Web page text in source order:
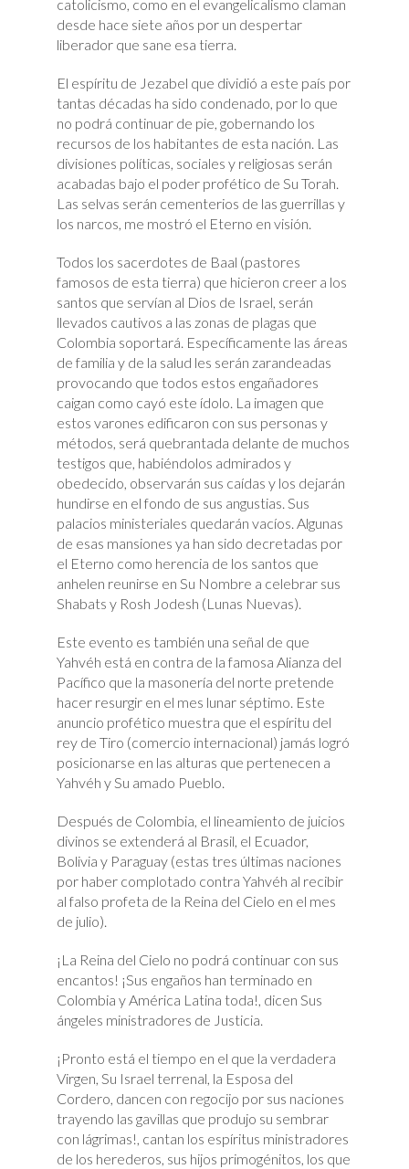
catolicismo, como en el evangelicalismo claman
desde hace siete años por un despertar
liberador que sane esa tierra.
El espíritu de Jezabel que dividió a este país por
tantas décadas ha sido condenado, por lo que
no podrá continuar de pie, gobernando los
recursos de los habitantes de esta nación. Las
divisiones políticas, sociales y religiosas serán
acabadas bajo el poder profético de Su Torah.
Las selvas serán cementerios de las guerrillas y
los narcos, me mostró el Eterno en visión.
Todos los sacerdotes de Baal (pastores
famosos de esta tierra) que hicieron creer a los
santos que servían al Dios de Israel, serán
llevados cautivos a las zonas de plagas que
Colombia soportará. Específicamente las áreas
de familia y de la salud les serán zarandeadas
provocando que todos estos engañadores
caigan como cayó este ídolo. La imagen que
estos varones edificaron con sus personas y
métodos, será quebrantada delante de muchos
testigos que, habiéndolos admirados y
obedecido, observarán sus caídas y los dejarán
hundirse en el fondo de sus angustias. Sus
palacios ministeriales quedarán vacíos. Algunas
de esas mansiones ya han sido decretadas por
el Eterno como herencia de los santos que
anhelen reunirse en Su Nombre a celebrar sus
Shabats y Rosh Jodesh (Lunas Nuevas).
Este evento es también una señal de que
Yahvéh está en contra de la famosa Alianza del
Pacífico que la masonería del norte pretende
hacer resurgir en el mes lunar séptimo. Este
anuncio profético muestra que el espíritu del
rey de Tiro (comercio internacional) jamás logró
posicionarse en las alturas que pertenecen a
Yahvéh y Su amado Pueblo.
Después de Colombia, el lineamiento de juicios
divinos se extenderá al Brasil, el Ecuador,
Bolivia y Paraguay (estas tres últimas naciones
por haber complotado contra Yahvéh al recibir
al falso profeta de la Reina del Cielo en el mes
de julio).
¡La Reina del Cielo no podrá continuar con sus
encantos! ¡Sus engaños han terminado en
Colombia y América Latina toda!, dicen Sus
ángeles ministradores de Justicia.
¡Pronto está el tiempo en el que la verdadera
Virgen, Su Israel terrenal, la Esposa del
Cordero, dancen con regocijo por sus naciones
trayendo las gavillas que produjo su sembrar
con lágrimas!, cantan los espíritus ministradores
de los herederos, sus hijos primogénitos, los que